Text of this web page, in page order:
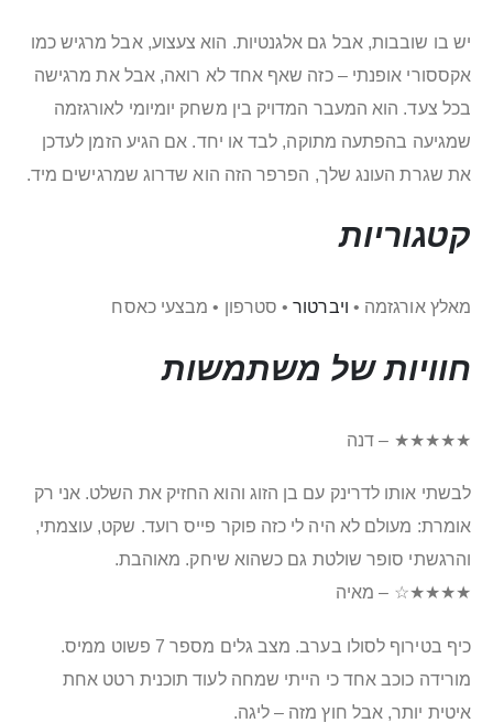
יש בו שובבות, אבל גם אלגנטיות. הוא צעצוע, אבל מרגיש כמו
אקססורי אופנתי – כזה שאף אחד לא רואה, אבל את מרגישה
בכל צעד. הוא המעבר המדויק בין משחק יומיומי לאורגזמה
שמגיעה בהפתעה מתוקה, לבד או יחד. אם הגיע הזמן לעדכן
את שגרת העונג שלך, הפרפר הזה הוא שדרוג שמרגישים מיד.
קטגוריות
מאלץ אורגזמה • ויברטור• סטרפון • מבצעי כאסח
חוויות של משתמשות
★★★★★ – דנה
לבשתי אותו לדרינק עם בן הזוג והוא החזיק את השלט. אני רק
אומרת: מעולם לא היה לי כזה פוקר פייס רועד. שקט, עוצמתי,
והרגשתי סופר שולטת גם כשהוא שיחק. מאוהבת.
★★★★☆ – מאיה
כיף בטירוף לסולו בערב. מצב גלים מספר 7 פשוט ממיס.
מורידה כוכב אחד כי הייתי שמחה לעוד תוכנית רטט אחת
איטית יותר, אבל חוץ מזה – ליגה.